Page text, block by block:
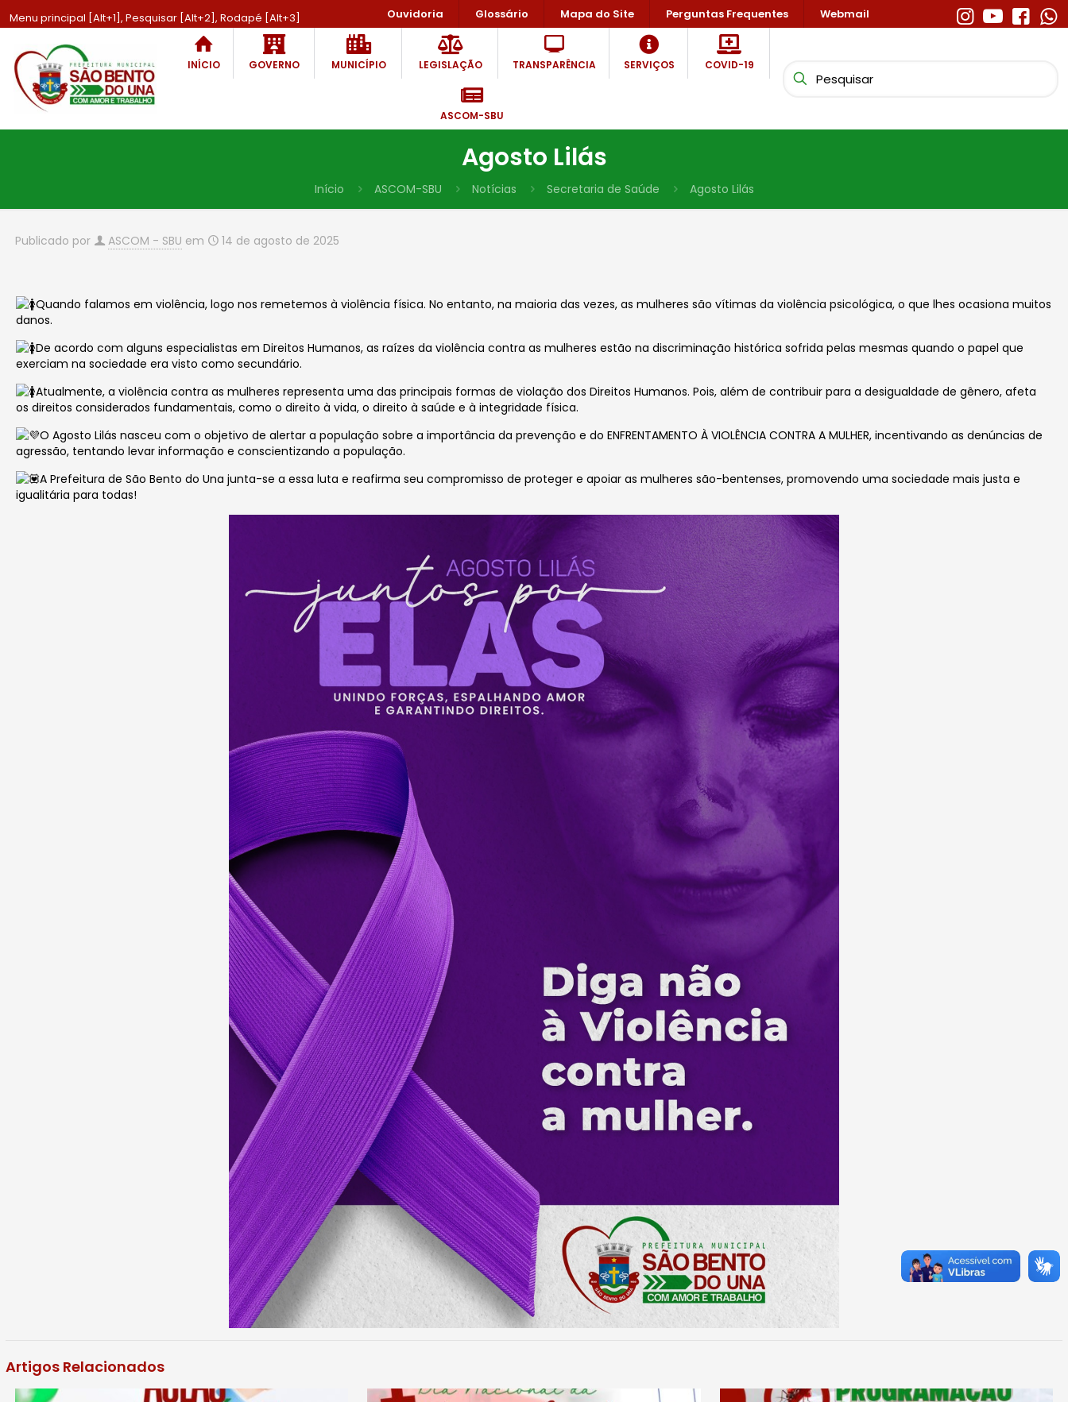
Menu principal [Alt+1], Pesquisar [Alt+2], Rodapé [Alt+3] Ouvidoria Glossário Mapa do Site Perguntas Frequentes Webmail
INÍCIO GOVERNO MUNICÍPIO LEGISLAÇÃO TRANSPARÊNCIA SERVIÇOS COVID-19
ASCOM-SBU
Agosto Lilás
Início ASCOM-SBU Notícias Secretaria de Saúde Agosto Lilás
Publicado por ASCOM - SBU em 14 de agosto de 2025
Quando falamos em violência, logo nos remetemos à violência física. No entanto, na maioria das vezes, as mulheres são vítimas da violência psicológica, o que lhes ocasiona muitos
danos.
De acordo com alguns especialistas em Direitos Humanos, as raízes da violência contra as mulheres estão na discriminação histórica sofrida pelas mesmas quando o papel que
exerciam na sociedade era visto como secundário.
Atualmente, a violência contra as mulheres representa uma das principais formas de violação dos Direitos Humanos. Pois, além de contribuir para a desigualdade de gênero, afeta
os direitos considerados fundamentais, como o direito à vida, o direito à saúde e à integridade física.
O Agosto Lilás nasceu com o objetivo de alertar a população sobre a importância da prevenção e do ENFRENTAMENTO À VIOLÊNCIA CONTRA A MULHER, incentivando as denúncias de
agressão, tentando levar informação e conscientizando a população.
A Prefeitura de São Bento do Una junta-se a essa luta e reafirma seu compromisso de proteger e apoiar as mulheres são-bentenses, promovendo uma sociedade mais justa e
igualitária para todas!
Artigos Relacionados